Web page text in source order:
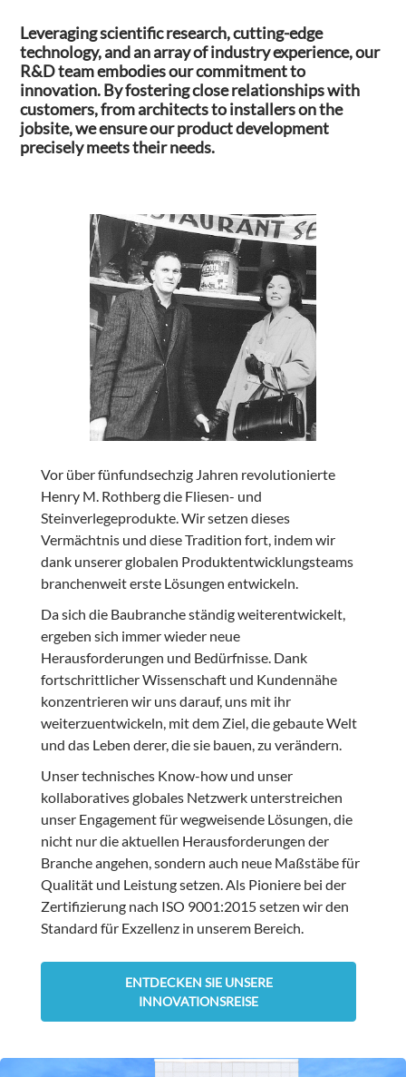
Leveraging scientific research, cutting-edge
technology, and an array of industry experience, our
R&D team embodies our commitment to
innovation. By fostering close relationships with
customers, from architects to installers on the
jobsite, we ensure our product development
precisely meets their needs.
Vor über fünfundsechzig Jahren revolutionierte
Henry M. Rothberg die Fliesen- und
Steinverlegeprodukte. Wir setzen dieses
Vermächtnis und diese Tradition fort, indem wir
dank unserer globalen Produktentwicklungsteams
branchenweit erste Lösungen entwickeln.
Da sich die Baubranche ständig weiterentwickelt,
ergeben sich immer wieder neue
Herausforderungen und Bedürfnisse. Dank
fortschrittlicher Wissenschaft und Kundennähe
konzentrieren wir uns darauf, uns mit ihr
weiterzuentwickeln, mit dem Ziel, die gebaute Welt
und das Leben derer, die sie bauen, zu verändern.
Unser technisches Know-how und unser
kollaboratives globales Netzwerk unterstreichen
unser Engagement für wegweisende Lösungen, die
nicht nur die aktuellen Herausforderungen der
Branche angehen, sondern auch neue Maßstäbe für
Qualität und Leistung setzen. Als Pioniere bei der
Zertifizierung nach ISO 9001:2015 setzen wir den
Standard für Exzellenz in unserem Bereich.
ENTDECKEN SIE UNSERE
INNOVATIONSREISE